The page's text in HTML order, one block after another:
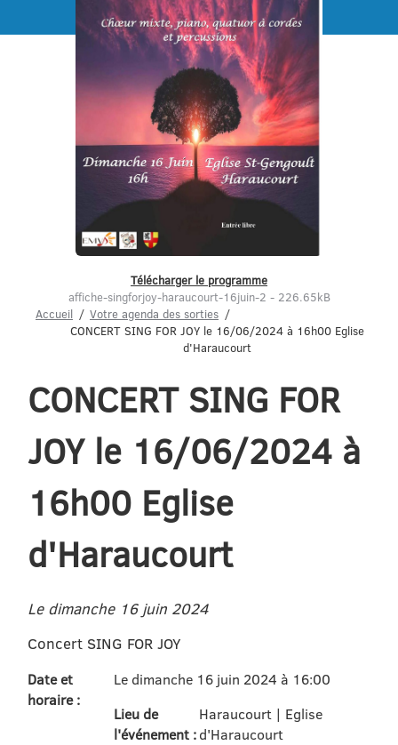
Menu
Télécharger le programme
affiche-singforjoy-haraucourt-16juin-2 - 226.65kB
Accueil
Votre agenda des sorties
CONCERT SING FOR JOY le 16/06/2024 à 16h00 Eglise
d'Haraucourt
CONCERT SING FOR
JOY le 16/06/2024 à
16h00 Eglise
d'Haraucourt
Le dimanche 16 juin 2024
Concert SING FOR JOY
Date et
horaire :
Le dimanche 16 juin 2024 à 16:00
Lieu de
l'événement :
Haraucourt | Eglise
d'Haraucourt